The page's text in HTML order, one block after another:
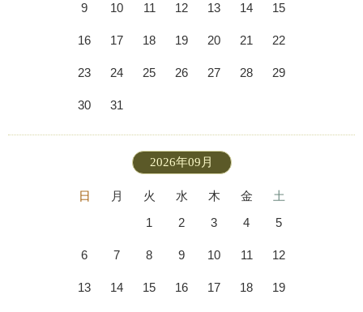
9 10 11 12 13 14 15
16 17 18 19 20 21 22
23 24 25 26 27 28 29
30 31
2026年09月
日 月 火 水 木 金
土
1
2 3 4 5
6 7 8 9 10 11 12
13 14 15 16 17 18 19